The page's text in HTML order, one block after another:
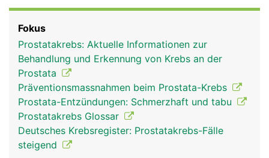
Rubriken
über den Anus ertastet werden kann. Die von der
Harnblase abgehende Harnröhre verläuft durch die
Mitte der Prostata. Hier tritt beim Samenerguss
(Ejakulation) die in der Prostata gebildete
Samenflüssigkeit in die Harnröhre über. Sie enthält
verschiedene Enzyme, die für eine Befruchtung der
weiblichen Eizelle benötigt werden. Mit
zunehmenden Alter vergrössert sich die Prostata.
Fokus
Prostatakrebs: Aktuelle Informationen zur
Behandlung und Erkennung von Krebs an der
Prostata
Präventionsmassnahmen beim Prostata-Krebs
Prostata-Entzündungen: Schmerzhaft und tabu
Prostatakrebs Glossar
Deutsches Krebsregister: Prostatakrebs-Fälle
steigend